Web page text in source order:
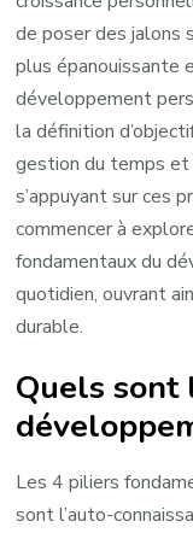
de poser des jalons
plus épanouissante
développement
la définition
gestion du temps
s’appuyant sur ces
commencer à
fondamentaux du
quotidien, ouvrant
durable.
Quels sont
Les 4 piliers
sont l’auto-